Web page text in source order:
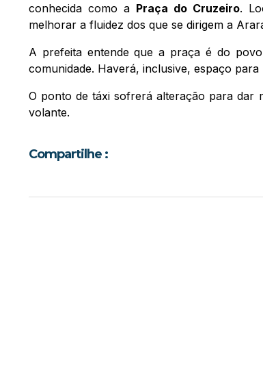
conhecida como a Praça do Cruzeiro.
melhorar a fluidez dos que se dirigem a
A prefeita entende que a praça é do
comunidade. Haverá, inclusive, espaço para
O ponto de táxi sofrerá alteração para dar
volante.
Compartilhe :